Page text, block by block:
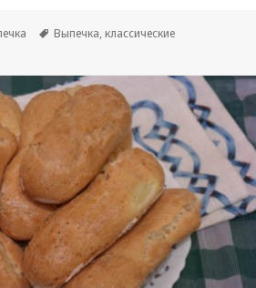
Метки
Выпечка, классические